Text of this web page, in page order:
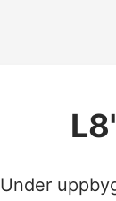
Under